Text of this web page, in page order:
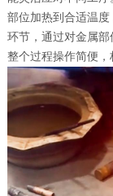
部位加热到合适温
环节，通过对金属部
整个过程操作简便，